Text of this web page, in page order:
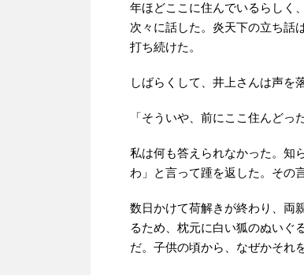
年ほどここに住んでいるらしく
次々に話した。炎天下の立ち話
打ち続けた。
しばらくして、井上さんは声を
「そういや、前にここ住んどっ
私は何も答えられなかった。知
わ」と言って踵を返した。その
数日かけて荷解きが終わり、両
るため、枕元に白い狐のぬいぐ
だ。子供の頃から、なぜかそれ